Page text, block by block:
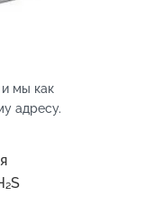
мы как
адресу.